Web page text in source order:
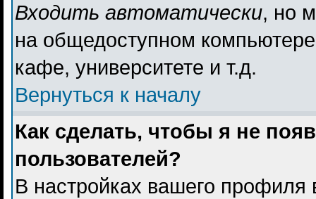
Входить автоматически, но
на общедоступном
кафе, университете и т.д.
Вернуться к началу
Как сделать, чтобы я не
пользователей?
В настройках вашего